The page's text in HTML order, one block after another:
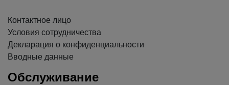
Контактное лицо
Условия сотрудничества
Декларация о конфиденциальности
Вводные данные
Обслуживание